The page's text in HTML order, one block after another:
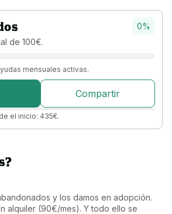
de 100€.
0%
mensuales activas.
Compartir
el inicio: 435€.
y los damos en adopción.
alquiler (90€/mes). Y todo ello se